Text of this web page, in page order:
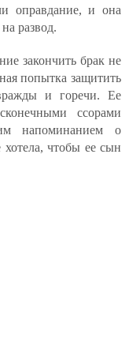
оправдание, и она
развод.
закончить брак не
попытка защитить
и горечи. Ее
ссорами
напоминанием о
чтобы ее сын